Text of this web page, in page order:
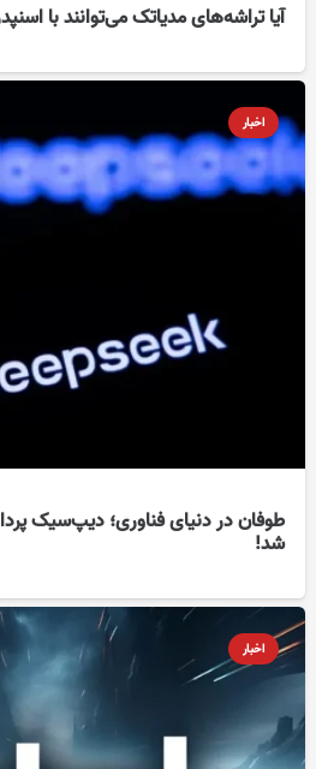
آیا تراشه‌های مدیاتک می‌توانند با
اخبار
طوفان در دنیای فناوری؛ دیپ‌سیک
شد!
اخبار